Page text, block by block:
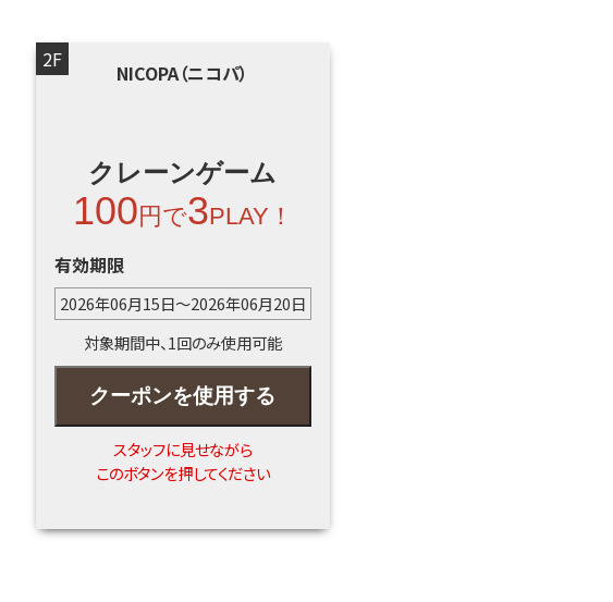
2F
NICOPA（ニコパ）
クレーンゲーム
100 円で3PLAY！
有効期限
2026年06月15日～2026年06月20日
対象期間中、1回のみ使用可能
クーポンを使用する
スタッフに見せながら
このボタンを押してください